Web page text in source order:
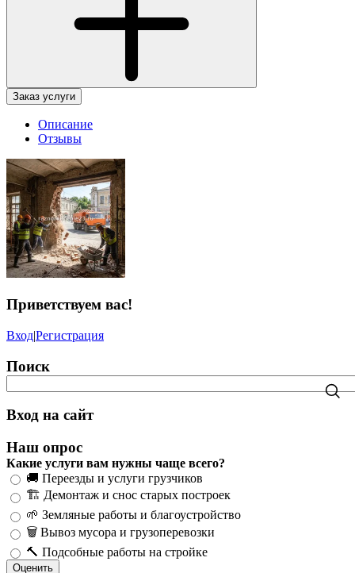
Заказ услуги
Описание
Отзывы
Приветствуем вас!
Вход|Регистрация
Поиск
Вход на сайт
Наш опрос
Какие услуги вам нужны чаще всего?
🚚 Переезды и услуги грузчиков
🏗️ Демонтаж и снос старых построек
🌱 Земляные работы и благоустройство
🗑️ Вывоз мусора и грузоперевозки
🔨 Подсобные работы на стройке